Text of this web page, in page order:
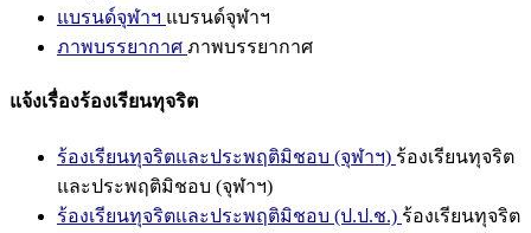
แบรนด์จุฬาฯ แบรนด์จุฬาฯ
ภาพบรรยากาศ ภาพบรรยากาศ
แจ้งเรื่องร้องเรียนทุจริต
ร้องเรียนทุจริตและประพฤติมิชอบ (จุฬาฯ) ร้องเรียนทุจริต
และประพฤติมิชอบ (จุฬาฯ)
ร้องเรียนทุจริตและประพฤติมิชอบ (ป.ป.ช.) ร้องเรียนทุจริต